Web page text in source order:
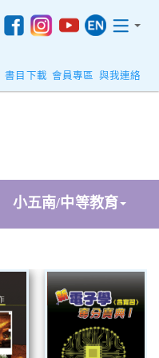
書目下載 會員專區 與我連絡
小五南/中等教育